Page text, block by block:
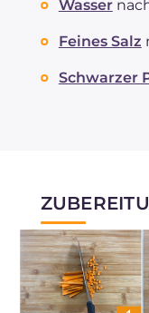
Wasser
Feines Salz
Schwarzer